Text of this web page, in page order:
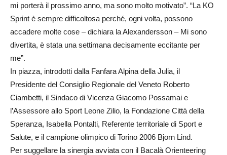
mi porterà il prossimo anno, ma sono molto motivato”. “La KO
Sprint è sempre difficoltosa perché, ogni volta, possono
accadere molte cose – dichiara la Alexandersson – Mi sono
divertita, è stata una settimana decisamente eccitante per
me”.
In piazza, introdotti dalla Fanfara Alpina della Julia, il
Presidente del Consiglio Regionale del Veneto Roberto
Ciambetti, il Sindaco di Vicenza Giacomo Possamai e
l’Assessore allo Sport Leone Zilio, la Fondazione Città della
Speranza, Isabella Pontalti, Referente territoriale di Sport e
Salute, e il campione olimpico di Torino 2006 Bjorn Lind.
Per suggellare la sinergia avviata con il Bacalà Orienteering